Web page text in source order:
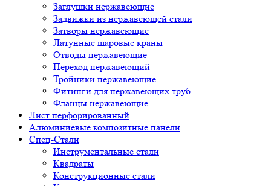
Заглушки нержавеющие
Задвижки из нержавеющей стали
Затворы нержавеющие
Латунные шаровые краны
Отводы нержавеющие
Переход нержавеющий
Тройники нержавеющие
Фитинги для нержавеющих труб
Фланцы нержавеющие
Лист перфорированный
Алюминиевые композитные панели
Спец-Стали
Инструментальные стали
Квадраты
Конструкционные стали